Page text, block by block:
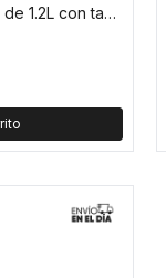
Botella de vidrio facetado de 1.2L con tapa de bambú